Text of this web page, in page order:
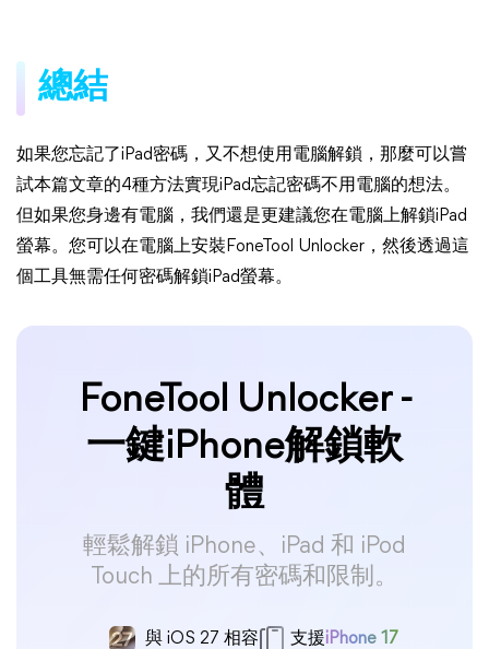
總結
如果您忘記了iPad密碼，又不想使用電腦解鎖，那麼可以嘗
試本篇文章的4種方法實現iPad忘記密碼不用電腦的想法。
但如果您身邊有電腦，我們還是更建議您在電腦上解鎖iPad
螢幕。您可以在電腦上安裝FoneTool Unlocker，然後透過這
個工具無需任何密碼解鎖iPad螢幕。
FoneTool Unlocker -
一鍵iPhone解鎖軟
體
輕鬆解鎖 iPhone、iPad 和 iPod
Touch 上的所有密碼和限制。
與 iOS 27 相容 支援iPhone 17